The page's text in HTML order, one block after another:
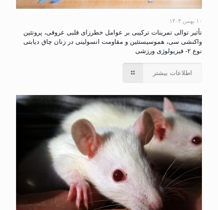
۱۰ بهمن ۱۴۰۴
تأثیر توالی تمرینات ترکیبی بر عوامل خطرزای قلبی عروقی، پروتئین
واکنشی سی، هموسیستئین و مقاومت انسولینی در زنان چاق دیابتی
نوع ۲- فیزیولوژی ورزشی
اطلاعات بیشتر